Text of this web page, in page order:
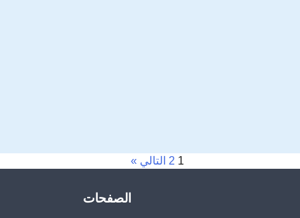
1
2 التالي »
الصفحات